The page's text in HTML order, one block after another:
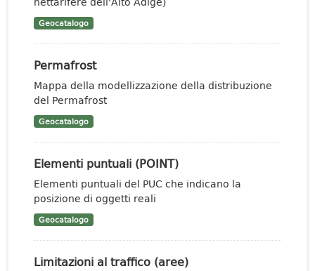
Geocatalogo
Permafrost
Mappa della modellizzazione della distribuzione
del Permafrost
Geocatalogo
Elementi puntuali (POINT)
Elementi puntuali del PUC che indicano la
posizione di oggetti reali
Geocatalogo
Limitazioni al traffico (aree)